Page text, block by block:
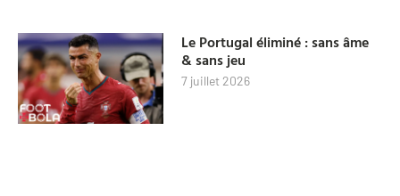
Le Portugal éliminé : sans âme
& sans jeu
7 juillet 2026